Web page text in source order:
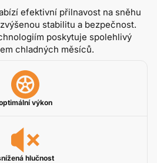
efektivní přilnavost na sněhu
stabilitu a bezpečnost.
poskytuje spolehlivý
chladných měsíců.
výkon
hlučnost